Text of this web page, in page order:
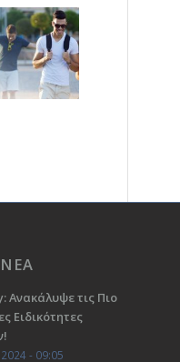
Ανακάλυψε τις Πιο
Ειδικότητες
- 09:05